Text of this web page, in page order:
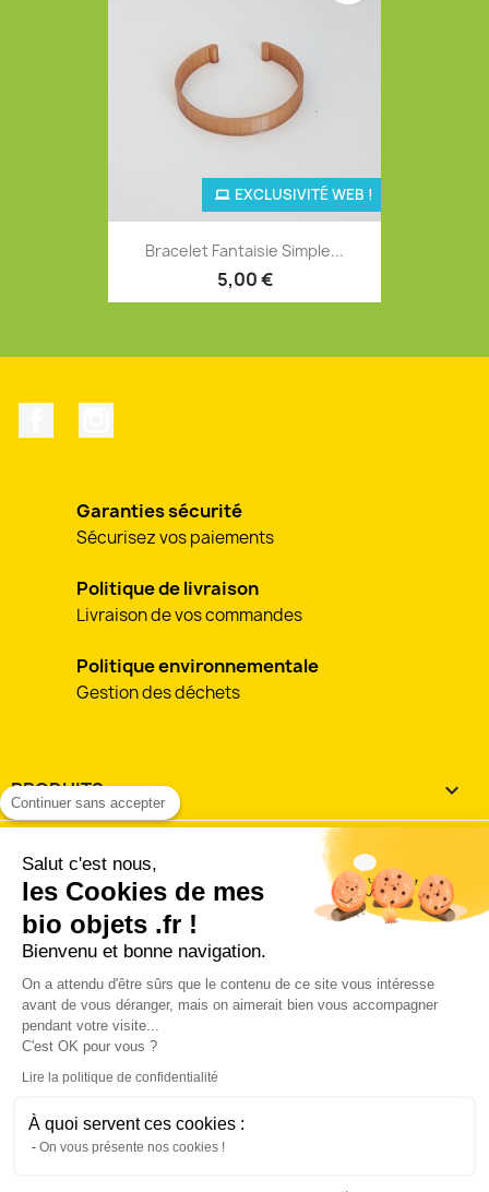
Bracelet Fantaisie Simple...
5,00 €
EXCLUSIVITÉ WEB !
Garanties sécurité
Sécurisez vos paiements
Politique de livraison
Livraison de vos commandes
Politique environnementale
Gestion des déchets
PRODUITS 
VOTRE COMPTE 
INFORMATIONS
J'accepte lesconditions utilisation et de vente
les conditions générales d'utilisation et de vente
la charte des données personnelles.
Connect with:
© 2026 - Logiciel Ecommerce par PrestaShop™ Hébergé
Continuer sans accepter
Salut c'est nous,
les Cookies de mes
bio objets .fr !
Bienvenu et bonne navigation.
On a attendu d'être sûrs que le contenu de ce site vous intéresse
avant de vous déranger, mais on aimerait bien vous accompagner
pendant votre visite...
C'est OK pour vous ?
Lire la politique de confidentialité
À quoi servent ces cookies :
On vous présente nos cookies !